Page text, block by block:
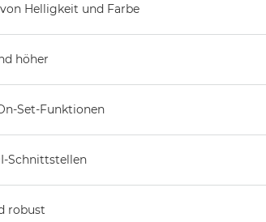
Helligkeit und Farbe
höher
Set-Funktionen
Schnittstellen
robust